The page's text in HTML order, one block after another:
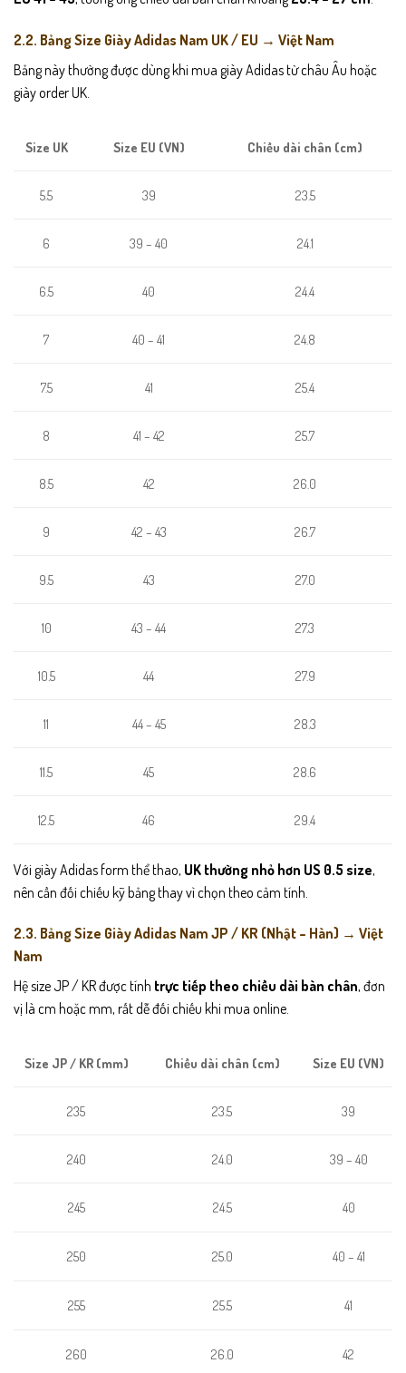
2.2. Bảng Size Giày Adidas Nam UK / EU → Việt Nam
Bảng này thường được dùng khi mua giày Adidas từ châu Âu hoặc
giày order UK.
Size UK Size EU (VN) Chiều dài chân (cm)
5.5 39 23.5
6 39 – 40 24.1
6.5 40 24.4
7 40 – 41 24.8
7.5 41 25.4
8 41 – 42 25.7
8.5 42 26.0
9 42 – 43 26.7
9.5 43 27.0
10 43 – 44 27.3
10.5 44 27.9
11 44 – 45 28.3
11.5 45 28.6
12.5 46 29.4
Với giày Adidas form thể thao, UK thường nhỏ hơn US 0.5 size,
nên cần đối chiếu kỹ bảng thay vì chọn theo cảm tính.
2.3. Bảng Size Giày Adidas Nam JP / KR (Nhật – Hàn) → Việt
Nam
Hệ size JP / KR được tính trực tiếp theo chiều dài bàn chân, đơn
vị là cm hoặc mm, rất dễ đối chiếu khi mua online.
Size JP / KR (mm) Chiều dài chân (cm) Size EU (VN)
235 23.5 39
240 24.0 39 – 40
245 24.5 40
250 25.0 40 – 41
255 25.5 41
260 26.0 42